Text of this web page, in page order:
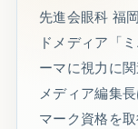
先進会眼科 福
ドメディア「
ーマに視力に
メディア編集
マーク資格を